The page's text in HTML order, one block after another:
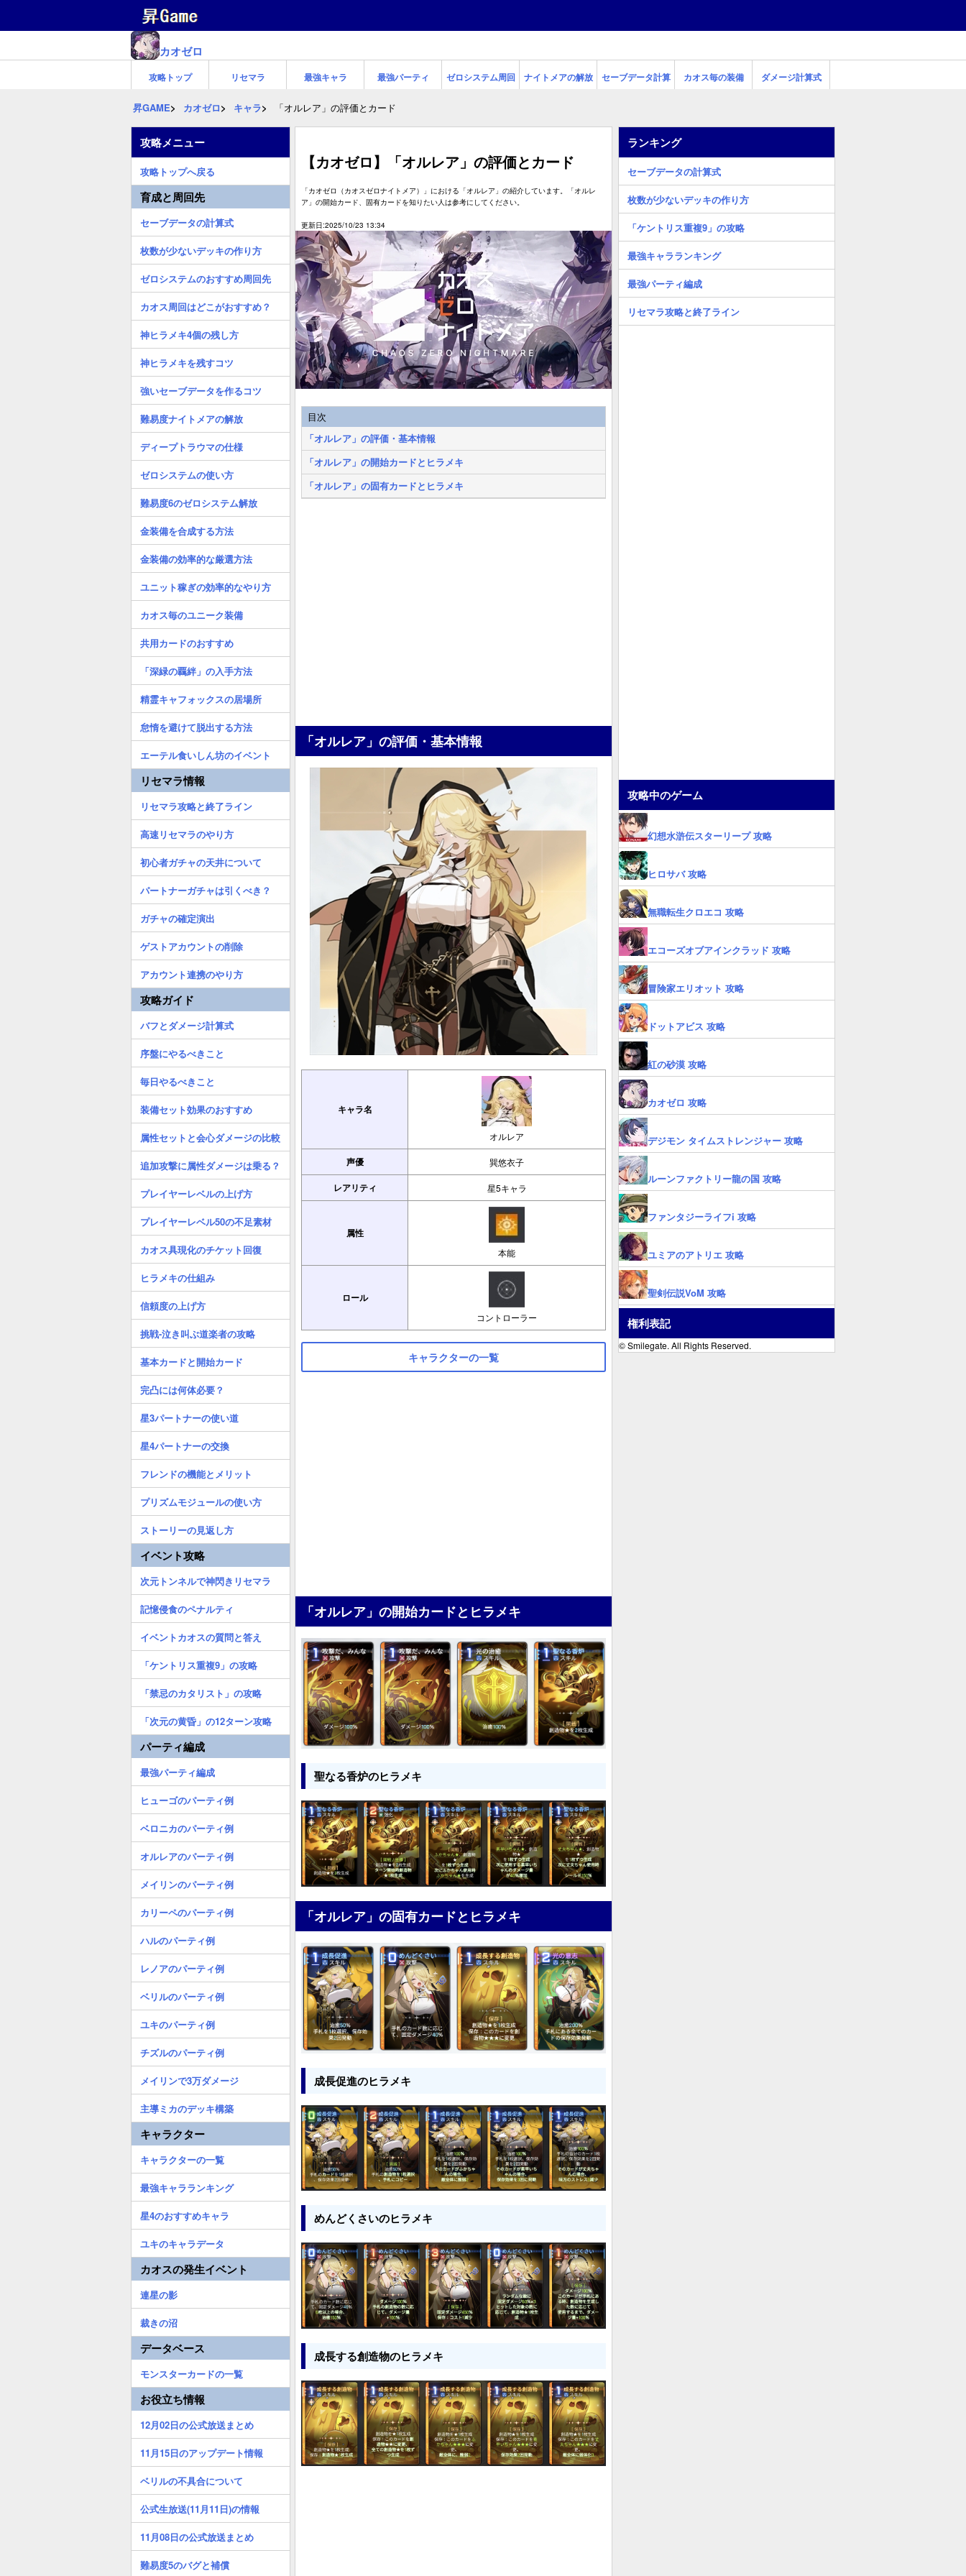
カオゼロ
攻略トップ リセマラ 最強キャラ 最強パーティ ゼロシステム周回 ナイトメアの解放 セーブデータ計算 カオス毎の装備 ダメージ計算式
昇GAME カオゼロ キャラ 「オルレア」の評価とカード
【カオゼロ】「オルレア」の評価とカード
「カオゼロ（カオスゼロナイトメア）」における「オルレア」の紹介しています。「オルレ
ア」の開始カード、固有カードを知りたい人は参考にしてください。
更新日:2025/10/23 13:34
目次
「オルレア」の評価・基本情報
「オルレア」の開始カードとヒラメキ
「オルレア」の固有カードとヒラメキ
「オルレア」の評価・基本情報
キャラ名
オルレア
声優 巽悠衣子
レアリティ 星5キャラ
属性
本能
ロール
コントローラー
キャラクターの一覧
「オルレア」の開始カードとヒラメキ
聖なる香炉のヒラメキ
「オルレア」の固有カードとヒラメキ
成長促進のヒラメキ
めんどくさいのヒラメキ
成長する創造物のヒラメキ
攻略メニュー
攻略トップへ戻る
育成と周回先
セーブデータの計算式
枚数が少ないデッキの作り方
ゼロシステムのおすすめ周回先
カオス周回はどこがおすすめ？
神ヒラメキ4個の残し方
神ヒラメキを残すコツ
強いセーブデータを作るコツ
難易度ナイトメアの解放
ディープトラウマの仕様
ゼロシステムの使い方
難易度6のゼロシステム解放
金装備を合成する方法
金装備の効率的な厳選方法
ユニット稼ぎの効率的なやり方
カオス毎のユニーク装備
共用カードのおすすめ
「深緑の覊絆」の入手方法
精霊キャフォックスの居場所
怠惰を避けて脱出する方法
エーテル食いしん坊のイベント
リセマラ情報
リセマラ攻略と終了ライン
高速リセマラのやり方
初心者ガチャの天井について
パートナーガチャは引くべき？
ガチャの確定演出
ゲストアカウントの削除
アカウント連携のやり方
攻略ガイド
バフとダメージ計算式
序盤にやるべきこと
毎日やるべきこと
装備セット効果のおすすめ
属性セットと会心ダメージの比較
追加攻撃に属性ダメージは乗る？
プレイヤーレベルの上げ方
プレイヤーレベル50の不足素材
カオス具現化のチケット回復
ヒラメキの仕組み
信頼度の上げ方
挑戦-泣き叫ぶ道楽者の攻略
基本カードと開始カード
完凸には何体必要？
星3パートナーの使い道
星4パートナーの交換
フレンドの機能とメリット
プリズムモジュールの使い方
ストーリーの見返し方
イベント攻略
次元トンネルで神閃きリセマラ
記憶侵食のペナルティ
イベントカオスの質問と答え
「ケントリス重複9」の攻略
「禁忌のカタリスト」の攻略
「次元の黄昏」の12ターン攻略
パーティ編成
最強パーティ編成
ヒューゴのパーティ例
ベロニカのパーティ例
オルレアのパーティ例
メイリンのパーティ例
カリーペのパーティ例
ハルのパーティ例
レノアのパーティ例
ベリルのパーティ例
ユキのパーティ例
チズルのパーティ例
メイリンで3万ダメージ
主導ミカのデッキ構築
キャラクター
キャラクターの一覧
最強キャラランキング
星4のおすすめキャラ
ユキのキャラデータ
カオスの発生イベント
連星の影
裁きの沼
データベース
モンスターカードの一覧
お役立ち情報
12月02日の公式放送まとめ
11月15日のアップデート情報
ベリルの不具合について
公式生放送(11月11日)の情報
11月08日の公式放送まとめ
難易度5のバグと補償
ランキング
セーブデータの計算式
枚数が少ないデッキの作り方
「ケントリス重複9」の攻略
最強キャラランキング
最強パーティ編成
リセマラ攻略と終了ライン
攻略中のゲーム
幻想水滸伝スターリープ 攻略
ヒロサバ 攻略
無職転生クロエコ 攻略
エコーズオブアインクラッド 攻略
冒険家エリオット 攻略
ドットアビス 攻略
紅の砂漠 攻略
カオゼロ 攻略
デジモン タイムストレンジャー 攻略
ルーンファクトリー龍の国 攻略
ファンタジーライフi 攻略
ユミアのアトリエ 攻略
聖剣伝説VoM 攻略
権利表記
© Smilegate. All Rights Reserved.